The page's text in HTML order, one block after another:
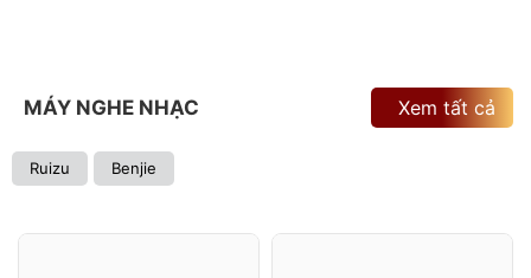
MÁY NGHE NHẠC
Ruizu Benjie
Xem tất cả